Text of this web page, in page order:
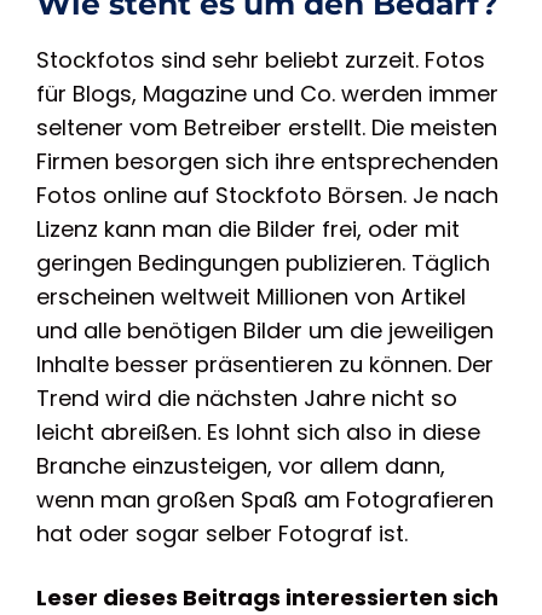
Stockfotos sind sehr beliebt zurzeit. Fotos
für Blogs, Magazine und Co. werden immer
seltener vom Betreiber erstellt. Die meisten
Firmen besorgen sich ihre entsprechenden
Fotos online auf Stockfoto Börsen. Je nach
Lizenz kann man die Bilder frei, oder mit
geringen Bedingungen publizieren. Täglich
erscheinen weltweit Millionen von Artikel
und alle benötigen Bilder um die jeweiligen
Inhalte besser präsentieren zu können. Der
Trend wird die nächsten Jahre nicht so
leicht abreißen. Es lohnt sich also in diese
Branche einzusteigen, vor allem dann,
wenn man großen Spaß am Fotografieren
hat oder sogar selber Fotograf ist.
Leser dieses Beitrags interessierten sich